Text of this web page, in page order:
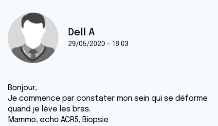
Dell A
29/05/2020 - 18:03
Bonjour,
Je commence par constater mon sein qui se déforme
quand je lève les bras.
Mammo, echo ACR5, Biopsie